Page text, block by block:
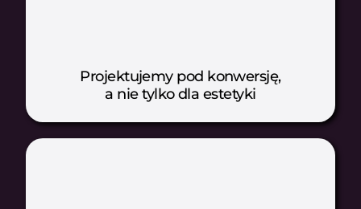
Projektujemy pod konwersję,
a nie tylko dla estetyki